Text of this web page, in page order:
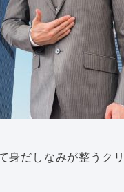
身だしなみが整うク